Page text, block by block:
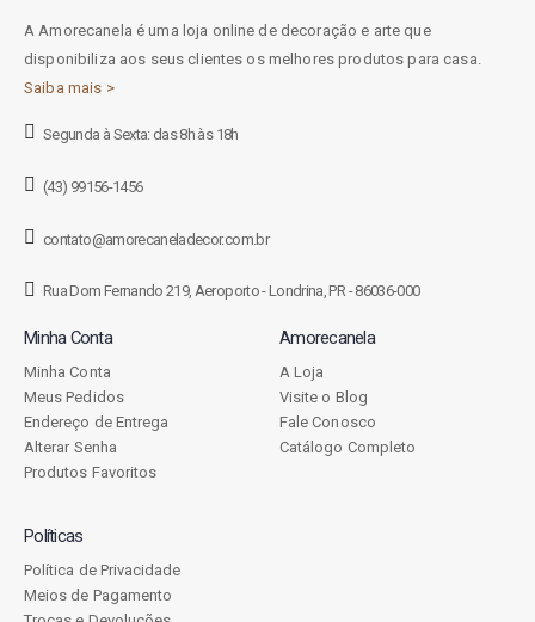
A Amorecanela é uma loja online de decoração e arte que
disponibiliza aos seus clientes os melhores produtos para casa.
Saiba mais >
Segunda à Sexta: das 8h às 18h
(43) 99156-1456
contato@amorecaneladecor.com.br
Rua Dom Fernando 219, Aeroporto - Londrina, PR - 86036-000
Minha Conta
Minha Conta
Meus Pedidos
Endereço de Entrega
Alterar Senha
Produtos Favoritos
Amorecanela
A Loja
Visite o Blog
Fale Conosco
Catálogo Completo
Políticas
Política de Privacidade
Meios de Pagamento